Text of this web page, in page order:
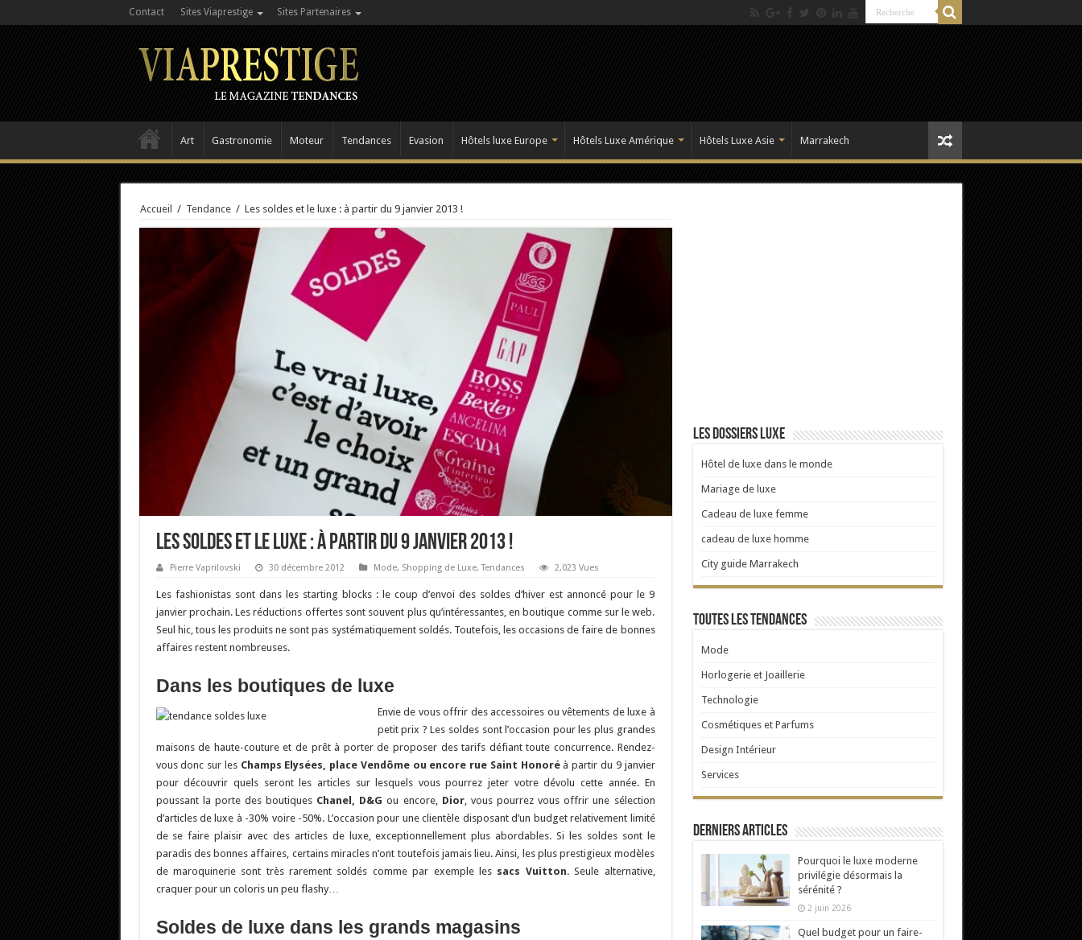
Contact Sites Viaprestige Sites Partenaires
Art Gastronomie Moteur Tendances Evasion Hôtels luxe Europe Hôtels Luxe Amérique Hôtels Luxe Asie Marrakech
Accueil / Tendance / Les soldes et le luxe : à partir du 9 janvier 2013 !
Les soldes et le luxe : à partir du 9 janvier 2013 !
Pierre Vaprilovski 30 décembre 2012 Mode, Shopping de Luxe,Tendances 2,023 Vues
Les fashionistas sont dans les starting blocks : le coup d’envoi des soldes d’hiver est annoncé pour le 9
janvier prochain. Les réductions offertes sont souvent plus qu’intéressantes, en boutique comme sur le web.
Seul hic, tous les produits ne sont pas systématiquement soldés. Toutefois, les occasions de faire de bonnes
affaires restent nombreuses.
Dans les boutiques de luxe
Envie de vous offrir des accessoires ou vêtements de luxe à
petit prix ? Les soldes sont l’occasion pour les plus grandes
maisons de haute-couture et de prêt à porter de proposer des tarifs défiant toute concurrence. Rendez-
vous donc sur les Champs Elysées, place Vendôme ou encore rue Saint Honoréà partir du 9 janvier
pour découvrir quels seront les articles sur lesquels vous pourrez jeter votre dévolu cette année. En
poussant la porte des boutiques Chanel, D&G ou encore, Dior, vous pourrez vous offrir une sélection
d’articles de luxe à -30% voire -50%. L’occasion pour une clientèle disposant d’un budget relativement limité
de se faire plaisir avec des articles de luxe, exceptionnellement plus abordables. Si les soldes sont le
paradis des bonnes affaires, certains miracles n’ont toutefois jamais lieu. Ainsi, les plus prestigieux modèles
de maroquinerie sont très rarement soldés comme par exemple les sacs Vuitton. Seule alternative,
craquer pour un coloris un peu flashy…
Soldes de luxe dans les grands magasins
Les dossiers luxe
Hôtel de luxe dans le monde
Mariage de luxe
Cadeau de luxe femme
cadeau de luxe homme
City guide Marrakech
Toutes les tendances
Mode
Horlogerie et Joaillerie
Technologie
Cosmétiques et Parfums
Design Intérieur
Services
Derniers articles
Pourquoi le luxe moderne
privilégie désormais la
sérénité ?
2 juin 2026
Quel budget pour un faire-